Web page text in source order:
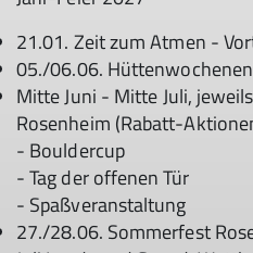
21.01. Zeit zum Atmen -
05./06.06.
Mitte Juni - Mitte Juli,
Rosenheim (Rabatt-
- Bouldercup
- Tag der offenen Tür
- Spaßveranstaltung
27./28.06. Sommerfest